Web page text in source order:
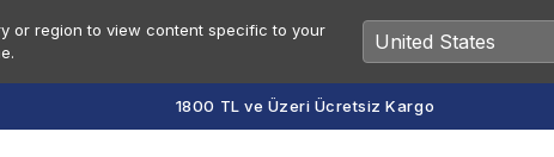
or region to view content specific to your
Vade Farksız 2 veya 3 Taksit Fırsatı